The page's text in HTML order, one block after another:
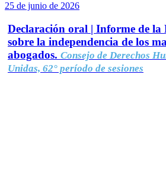
25 de junio de 2026
Declaración oral | Informe de la
sobre la independencia de los
abogados. Consejo de Derechos
Unidas, 62° período de sesiones